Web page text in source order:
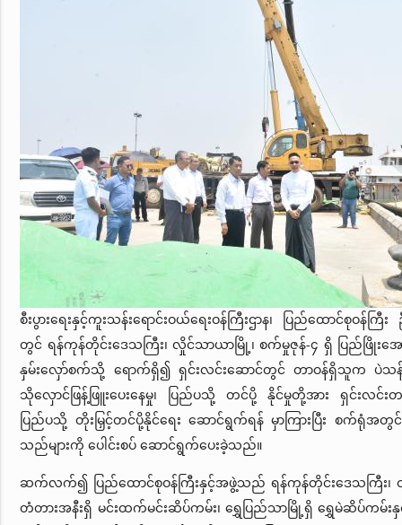
စီးပွားရေးနှင့်ကူးသန်းရောင်းဝယ်ရေးဝန်ကြီးဌာန၊ ပြည်ထောင်စုဝန်
တွင် ရန်ကုန်တိုင်းဒေသကြီး၊ လှိုင်သာယာမြို့၊ စက်မှုဇုန်-၄ ရှိ ပြည်ဖြိုး
နှမ်းလှော်စက်သို့ ရောက်ရှိ၍ ရှင်းလင်းဆောင်တွင် တာဝန်ရှိသူက ပဲသ
သိုလှောင်ဖြန့်ဖြူးပေးနေမှု၊ ပြည်ပသို့ တင်ပို့ နိုင်မှုတို့အား ရှင်းလင်းတ
ပြည်ပသို့ တိုးမြှင့်တင်ပို့နိုင်ရေး ဆောင်ရွက်ရန် မှာကြားပြီး စက်ရုံ
သည်များကို ပေါင်းစပ် ဆောင်ရွက်ပေးခဲ့သည်။
ဆက်လက်၍ ပြည်ထောင်စုဝန်ကြီးနှင့်အဖွဲ့သည် ရန်ကုန်တိုင်းဒေသကြီး၊
တံတားအနီးရှိ မင်းထက်မင်းဆိပ်ကမ်း၊ ရွှေပြည်သာမြို့ရှိ ရွှေမဲဆိပ်ကမ်း